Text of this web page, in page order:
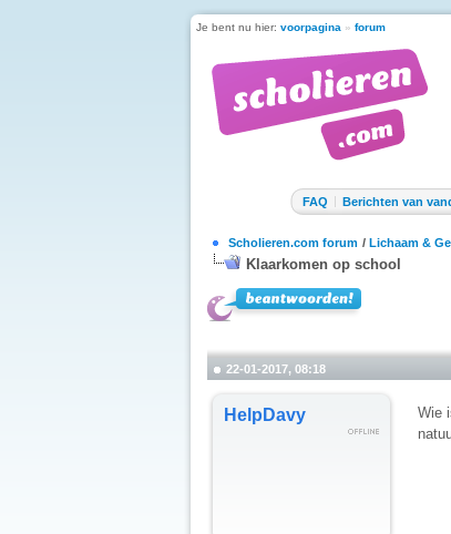
Je bent nu hier: voorpagina » forum
FAQ Berichten van
Scholieren.com forum / Lichaam &
Klaarkomen op school
22-01-2017, 08:18
HelpDavy
Wie